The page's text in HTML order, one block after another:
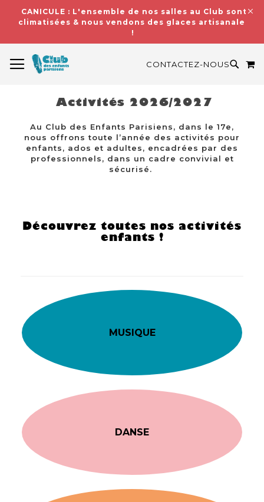
CANICULE : L'ensemble de nos salles au Club sont
climatisées & nous vendons des glaces artisanales
!
CONTACTEZ-NOUS
Activités 2026/2027
Au Club des Enfants Parisiens, dans le 17e,
nous offrons toute l’année des activités pour
enfants, ados et adultes, encadrées par des
professionnels, dans un cadre convivial et
sécurisé.
Découvrez toutes nos activités
enfants !
MUSIQUE
DANSE